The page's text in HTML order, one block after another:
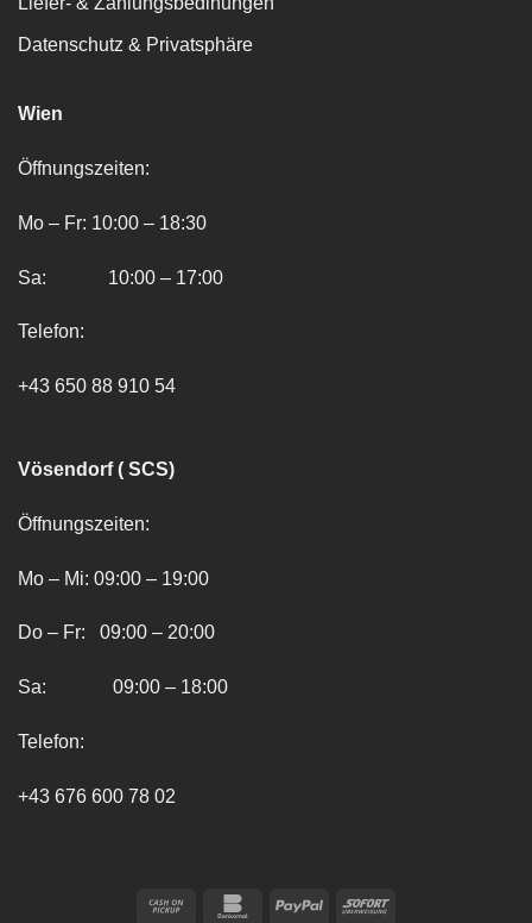
Datenschutz & Privatsphäre
Wien
Öffnungszeiten:
Mo – Fr: 10:00 – 18:30
Sa: 10:00 – 17:00
Telefon:
+43 650 88 910 54
Vösendorf ( SCS)
Öffnungszeiten:
Mo – Mi: 09:00 – 19:00
Do – Fr: 09:00 – 20:00
Sa: 09:00 – 18:00
Telefon:
+43 676 600 78 02
Cash
BankomatPayPal Sofort